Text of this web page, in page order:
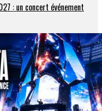
: un concert événement